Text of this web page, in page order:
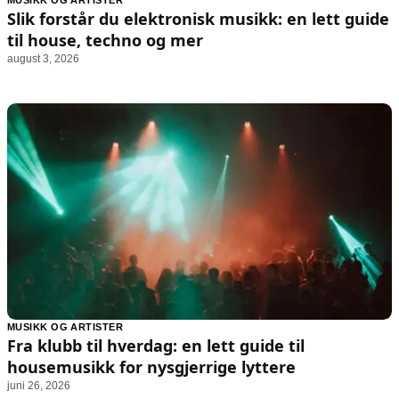
Animasjon
Sosiale medier
Musikk
Seervaner
Soundtrack
Redaksjonell policy
Informasjon
Kontakt oss
Forfattere og redaksjon
Retningslinjer for rettelser
Slik forstår du elektronisk musikk: en lett guide
til house, techno og mer
august 3, 2026
MUSIKK OG ARTISTER
Fra klubb til hverdag: en lett guide til
housemusikk for nysgjerrige lyttere
juni 26, 2026